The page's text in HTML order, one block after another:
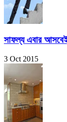
সাফল্য এবার
3 Oct 2015